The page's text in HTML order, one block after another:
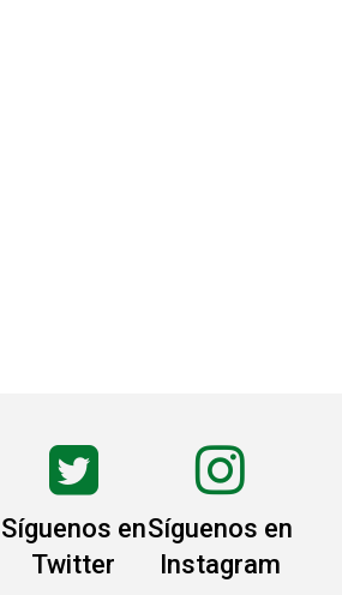
Síguenos en
Twitter
Síguenos en
Instagram